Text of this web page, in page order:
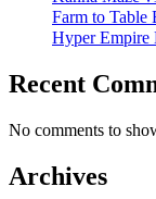
Recent
No comments to
Archives